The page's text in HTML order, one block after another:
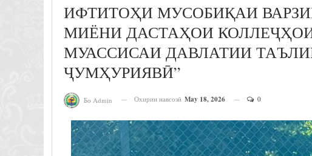
ИФТИТОҲИ МУСОБИҚАИ
МИЁНИ ДАСТАҲОИ
МУАССИСАИ ДАВЛАТИИ
ҶУМҲУРИЯВӢ”
Бо Admin Охирин навсозӣ May 18, 2026 0